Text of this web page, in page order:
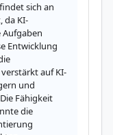
sich an
da KI-
Entwicklung
auf KI-
und
Fähigkeit
die